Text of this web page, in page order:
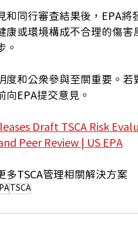
和同行審查結果後，EPA
康或環境構成不合理的傷
。
度和公眾參與至關重要。
向EPA提交意見。
Draft TSCA Risk
Peer Review | US EPA
多TSCA管理相關解決方案
TSCA